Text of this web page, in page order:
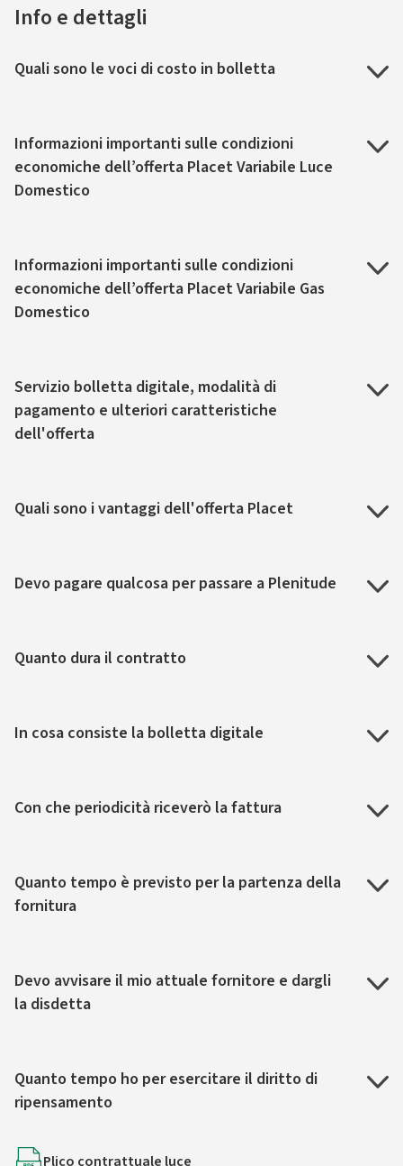
Info e dettagli
Quali sono le voci di costo in bolletta
Informazioni importanti sulle condizioni
economiche dell’offerta Placet Variabile Luce
Domestico
Informazioni importanti sulle condizioni
economiche dell’offerta Placet Variabile Gas
Domestico
Servizio bolletta digitale, modalità di
pagamento e ulteriori caratteristiche
dell'offerta
Quali sono i vantaggi dell'offerta Placet
Devo pagare qualcosa per passare a Plenitude
Quanto dura il contratto
In cosa consiste la bolletta digitale
Con che periodicità riceverò la fattura
Quanto tempo è previsto per la partenza della
fornitura
Devo avvisare il mio attuale fornitore e dargli
la disdetta
Quanto tempo ho per esercitare il diritto di
ripensamento
Plico contrattuale luce